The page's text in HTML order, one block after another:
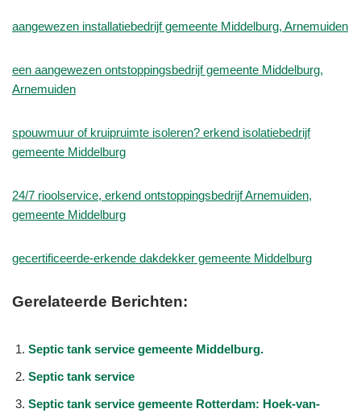
aangewezen installatiebedrijf gemeente Middelburg, Arnemuiden
een aangewezen ontstoppingsbedrijf gemeente Middelburg,
Arnemuiden
spouwmuur of kruipruimte isoleren? erkend isolatiebedrijf
gemeente Middelburg
24/7 rioolservice, erkend ontstoppingsbedrijf Arnemuiden,
gemeente Middelburg
gecertificeerde-erkende dakdekker gemeente Middelburg
Gerelateerde Berichten:
Septic tank service gemeente Middelburg.
Septic tank service
Septic tank service gemeente Rotterdam: Hoek-van-